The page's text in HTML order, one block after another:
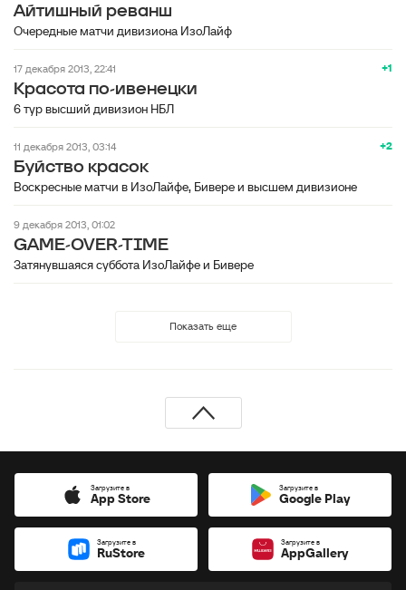
Айтишный реванш
Очередные матчи дивизиона ИзоЛайф
+1
17 декабря 2013, 22:41
Красота по-ивенецки
6 тур высший дивизион НБЛ
+2
11 декабря 2013, 03:14
Буйство красок
Воскресные матчи в ИзоЛайфе, Бивере и высшем дивизионе
9 декабря 2013, 01:02
GAME-OVER-TIME
Затянувшаяся суббота ИзоЛайфе и Бивере
Показать еще
Загрузите в
App Store
Загрузите в
Google Play
Загрузите в
RuStore
Загрузите в
AppGallery